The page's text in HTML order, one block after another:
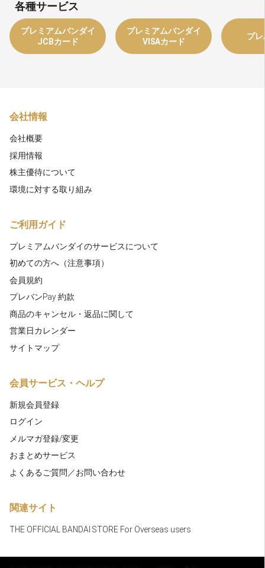
各種サービス
プレミアムバンダイ
JCBカード
プレミアムバンダイ
VISAカード
プ
会社情報
会社概要
採用情報
株主優待について
環境に対する取り組み
ご利用ガイド
プレミアムバンダイのサービスについて
初めての方へ（注意事項）
会員規約
プレバンPay 約款
商品のキャンセル・返品に関して
営業日カレンダー
サイトマップ
会員サービス・ヘルプ
新規会員登録
ログイン
メルマガ登録/変更
おまとめサービス
よくあるご質問／お問い合わせ
関連サイト
THE OFFICIAL BANDAI STORE For Overseas users